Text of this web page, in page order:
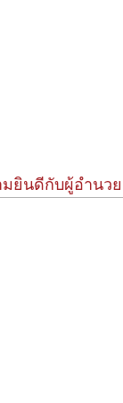
ยินดีกับผู้อำนว